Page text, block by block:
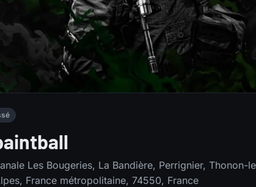
Les Bougeries, La Bandière, Perrignier, Thonon-
France métropolitaine, 74550, France